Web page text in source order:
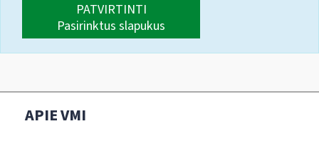
PATVIRTINTI
Pasirinktus slapukus
APIE VMI